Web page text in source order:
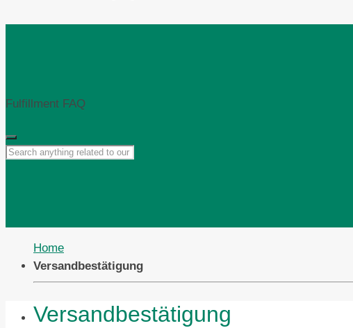
Fulfillment FAQ
Home
Versandbestätigung
Versandbestätigung